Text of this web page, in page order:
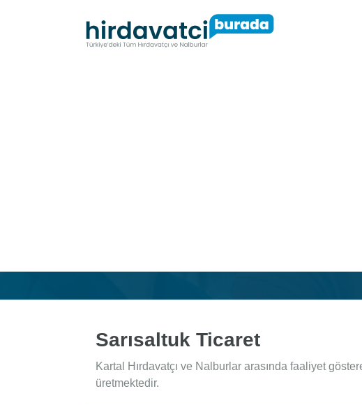
Sarısaltuk Ticaret
Kartal Hırdavatçı ve Nalburlar arasında faaliyet
üretmektedir.